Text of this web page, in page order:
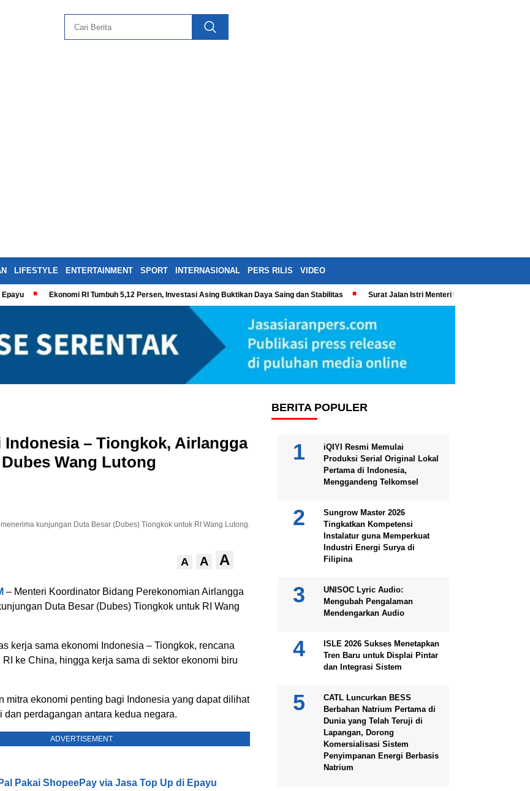
LIFESTYLE ENTERTAINMENT SPORT INTERNASIONAL PERS RILIS VIDEO
Epayu Ekonomi RI Tumbuh 5,12 Persen, Investasi Asing Buktikan Daya Saing dan Stabilitas Surat Jalan Istri Menteri UMKM Meledak,
– Tiongkok, Airlangga
Wang Lutong
kunjungan Duta Besar (Dubes) Tiongkok untuk RI Wang Lutong.
A A A
– Menteri Koordinator Bidang Perekonomian Airlangga
Duta Besar (Dubes) Tiongkok untuk RI Wang
kerja sama ekonomi Indonesia – Tiongkok, rencana
ke China, hingga kerja sama di sektor ekonomi biru
mitra ekonomi penting bagi Indonesia yang dapat dilihat
dan perdagangan antara kedua negara.
ADVERTISEMENT
Pakai ShopeePay via Jasa Top Up di Epayu
BERITA POPULER
iQIYI Resmi Memulai
Produksi Serial Original Lokal
Pertama di Indonesia,
Menggandeng Telkomsel
Sungrow Master 2026
Tingkatkan Kompetensi
Instalatur guna Memperkuat
Industri Energi Surya di
Filipina
UNISOC Lyric Audio:
Mengubah Pengalaman
Mendengarkan Audio
ISLE 2026 Sukses Menetapkan
Tren Baru untuk Displai Pintar
dan Integrasi Sistem
CATL Luncurkan BESS
Berbahan Natrium Pertama di
Dunia yang Telah Teruji di
Lapangan, Dorong
Komersialisasi Sistem
Penyimpanan Energi Berbasis
Natrium